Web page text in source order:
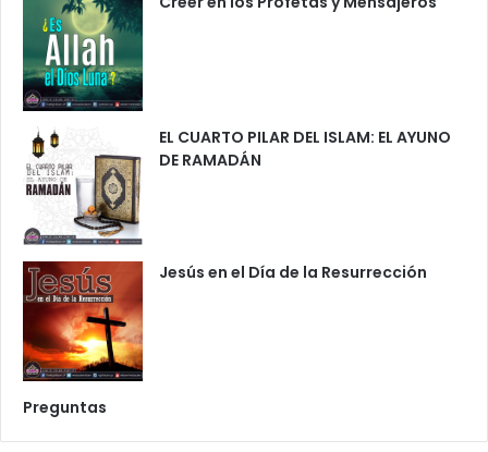
EL CUARTO PILAR DEL ISLAM: EL AYUNO
DE RAMADÁN
Jesús en el Día de la Resurrección
Preguntas